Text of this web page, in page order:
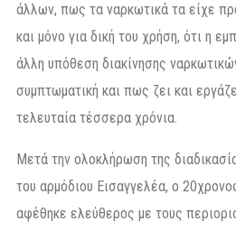
άλλων, πως τα ναρκωτικά τα είχε
και μόνο για δική του χρήση, ότι η
άλλη υπόθεση διακίνησης
συμπτωματική και πως ζει και
τελευταία τέσσερα χρόνια.
Μετά την ολοκλήρωση της
του αρμόδιου Εισαγγελέα, ο
αφέθηκε ελεύθερος με τους